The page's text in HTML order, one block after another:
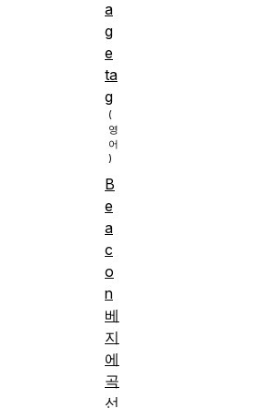
a
g
e
ta
g
B
e
a
c
o
n
베
지
에
곡
선